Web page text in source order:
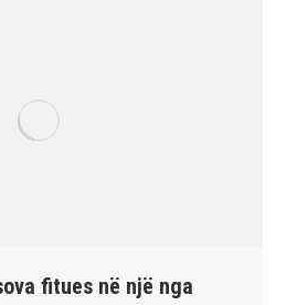
fitues në një nga